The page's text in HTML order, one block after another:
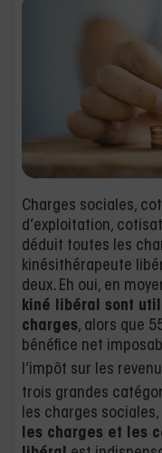
Charges sociales,
d’exploitation,
déduit toutes les
kinésithérapeute
deux. Eh oui, en
kiné libéral sont
charges, alors que
bénéfice net
l’impôt sur les
trois grandes
les charges
les charges et les